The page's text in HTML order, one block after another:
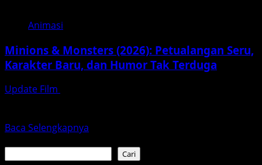
Animasi
Minions & Monsters (2026): Petualangan Seru,
Karakter Baru, dan Humor Tak Terduga
Update Film
Baca Selengkapnya
Cari